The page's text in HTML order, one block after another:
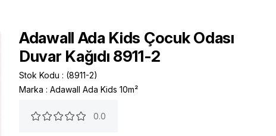
Adawall Ada Kids Çocuk Odası
Duvar Kağıdı 8911-2
Stok Kodu
(8911-2)
Marka : Adawall Ada Kids 10m²
0.0